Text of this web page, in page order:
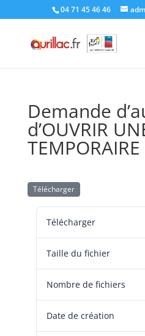
04 71 45 46 46
Demande
d’OUVRIR
Télécharger
Télécharger
Taille du fichier
Nombre de fichiers
Date de création